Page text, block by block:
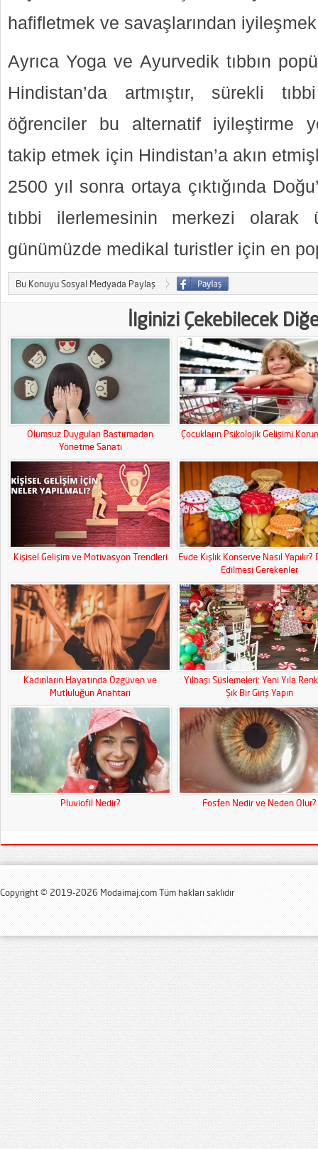
hafifletmek ve savaşlarından
Ayrıca Yoga ve Ayurvedik tıbbın
Hindistan’da artmıştır, sürekli
öğrenciler bu alternatif iyileştirme
takip etmek için Hindistan’a akın
2500 yıl sonra ortaya çıktığında
tıbbi ilerlemesinin merkezi olarak
günümüzde medikal turistler için en
Bu Konuyu Sosyal Medyada Paylaş
İlginizi Çekebilecek
Olumsuz Duyguları Bastırmadan
Yönetme Sanatı
Çocukların Psikolojik Gelişimi
Kişisel Gelişim ve Motivasyon Trendleri
Evde Kışlık Konserve Nasıl Yapılır?
Edilmesi Gerekenler
Kadınların Hayatında Özgüven ve
Mutluluğun Anahtarı
Yılbaşı Süslemeleri: Yeni Yıla
Şık Bir Giriş Yapın
Pluviofil Nedir? Fosfen Nedir ve Neden Olur?
Copyright © 2019-2026 Modaimaj.com Tüm hakları saklıdır